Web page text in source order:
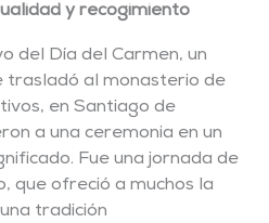
y recogimiento
del Día del Carmen, un
trasladó al monasterio de
en Santiago de
a una ceremonia en un
Fue una jornada de
que ofreció a muchos la
tradición